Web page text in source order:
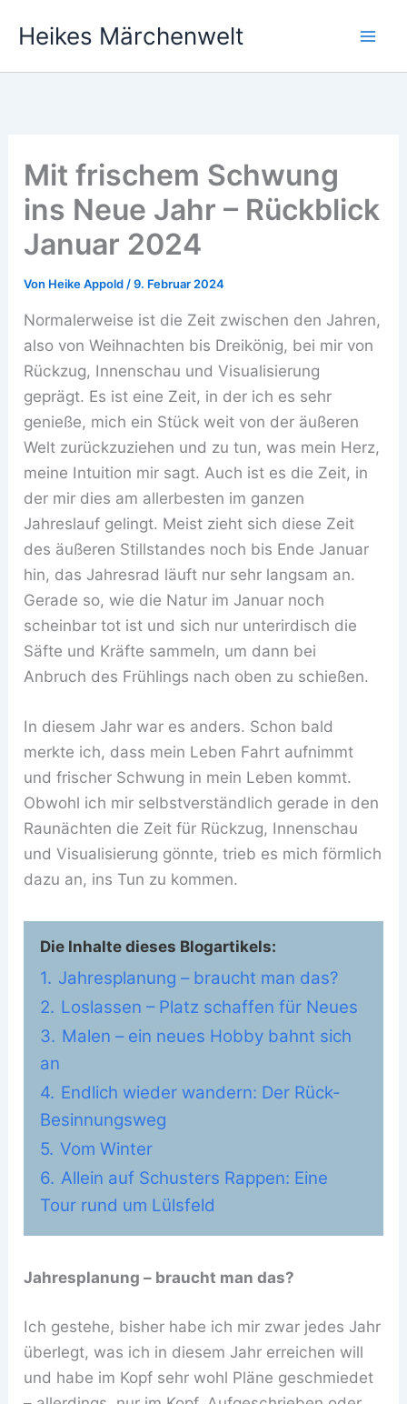
InhaltHeikes Märchenwelt
Mit frischem Schwung
ins Neue Jahr – Rückblick
Januar 2024
Von Heike Appold /9. Februar 2024
Normalerweise ist die Zeit zwischen den Jahren,
also von Weihnachten bis Dreikönig, bei mir von
Rückzug, Innenschau und Visualisierung
geprägt. Es ist eine Zeit, in der ich es sehr
genieße, mich ein Stück weit von der äußeren
Welt zurückzuziehen und zu tun, was mein Herz,
meine Intuition mir sagt. Auch ist es die Zeit, in
der mir dies am allerbesten im ganzen
Jahreslauf gelingt. Meist zieht sich diese Zeit
des äußeren Stillstandes noch bis Ende Januar
hin, das Jahresrad läuft nur sehr langsam an.
Gerade so, wie die Natur im Januar noch
scheinbar tot ist und sich nur unterirdisch die
Säfte und Kräfte sammeln, um dann bei
Anbruch des Frühlings nach oben zu schießen.
In diesem Jahr war es anders. Schon bald
merkte ich, dass mein Leben Fahrt aufnimmt
und frischer Schwung in mein Leben kommt.
Obwohl ich mir selbstverständlich gerade in den
Raunächten die Zeit für Rückzug, Innenschau
und Visualisierung gönnte, trieb es mich förmlich
dazu an, ins Tun zu kommen.
Die Inhalte dieses Blogartikels:
1. Jahresplanung – braucht man das?
2. Loslassen – Platz schaffen für Neues
3. Malen – ein neues Hobby bahnt sich
an
4. Endlich wieder wandern: Der Rück-
Besinnungsweg
5. Vom Winter
6. Allein auf Schusters Rappen: Eine
Tour rund um Lülsfeld
Jahresplanung – braucht man das?
Ich gestehe, bisher habe ich mir zwar jedes Jahr
überlegt, was ich in diesem Jahr erreichen will
und habe im Kopf sehr wohl Pläne geschmiedet